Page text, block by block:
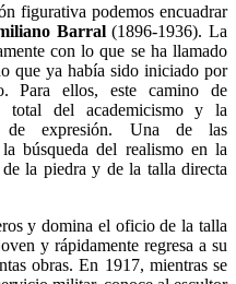
figurativa podemos encuadrar
Barral(1896-1936). La
con lo que se ha llamado
que ya había sido iniciado por
Para ellos, este camino de
total del academicismo y la
de expresión. Una de las
búsqueda del realismo en la
la piedra y de la talla directa
y domina el oficio de la talla
y rápidamente regresa a su
obras. En 1917, mientras se